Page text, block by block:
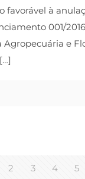
favorável à
001/
Agropecuária e
2 3 4 5